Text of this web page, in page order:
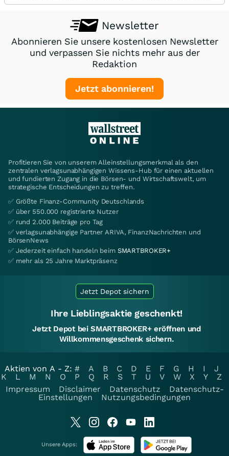
Newsletter
Abonnieren Sie unsere kostenlosen Newsletter
und verpassen Sie nichts mehr aus der
Redaktion
Jetzt abonnieren!
Profitieren Sie von unserem Alleinstellungsmerkmal als den
zentralen verlagsunabhängigen Wissens-Hub für einen aktuellen
und fundierten Zugang in die Börsen- und Wirtschaftswelt, um
strategische Entscheidungen zu treffen.
✅ Größte Finanz-Community Deutschlands
✅ über 550.000 registrierte Nutzer
✅ rund 2.000 Beiträge pro Tag
✅ verlagsunabhängige Partner ARIVA, FinanzNachrichten und
BörsenNews
✅ Jederzeit einfach handeln beim SMARTBROKER+
✅ mehr als 25 Jahre Marktpräsenz
Jetzt Depot sichern
Ihre Lieblingsaktie geschenkt!
Jetzt Depot bei SMARTBROKER+ eröffnen und
Willkommensgeschenk sichern.
Aktien von A - Z: # A B C D E F G H I
J
K
L M N O P Q R S T U V W X Y
Z
Impressum
Disclaimer Datenschutz
Datenschutz-
Einstellungen
Nutzungsbedingungen
Unsere Apps: